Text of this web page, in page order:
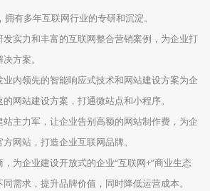
有多年互联网行业的专研和沉淀。
实力和丰富的互联网整合营销案例，为企业打
方案。
内领先的智能响应式技术和网站建设方案为企
网站建设方案，打通微站点和小程序。
主力军，让企业告别高额的网站制作费，为企
网站，打造企业互联网品牌。
为企业建设开放式的企业“互联网+”商业生态
需求，提升品牌价值，同时降低运营成本。